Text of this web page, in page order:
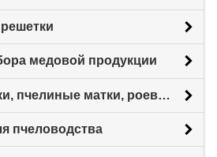
медовой продукции
Пчелиные отводки, пчелиные матки, роевни
пчеловодства